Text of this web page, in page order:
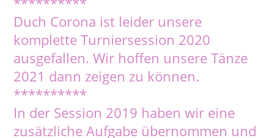
Duch Corona ist leider unsere
komplette Turniersession 2020
ausgefallen. Wir hoffen unsere Tänze
2021 dann zeigen zu können.
**********
In der Session 2019 haben wir eine
zusätzliche Aufgabe übernommen und